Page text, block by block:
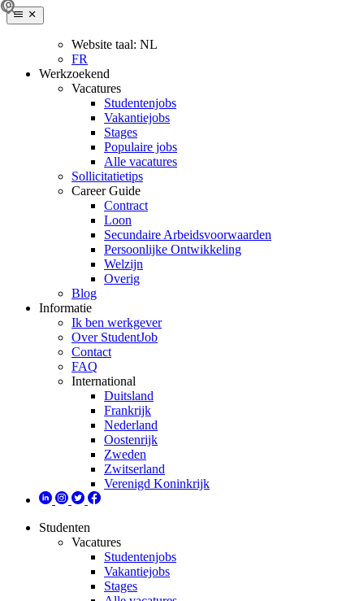
Website taal: NL
FR
Werkzoekend
Vacatures
Studentenjobs
Vakantiejobs
Stages
Populaire jobs
Alle vacatures
Sollicitatietips
Career Guide
Contract
Loon
Secundaire Arbeidsvoorwaarden
Persoonlijke Ontwikkeling
Welzijn
Overig
Blog
Informatie
Ik ben werkgever
Over StudentJob
Contact
FAQ
International
Duitsland
Frankrijk
Nederland
Oostenrijk
Zweden
Zwitserland
Verenigd Koninkrijk
Studenten
Vacatures
Studentenjobs
Vakantiejobs
Stages